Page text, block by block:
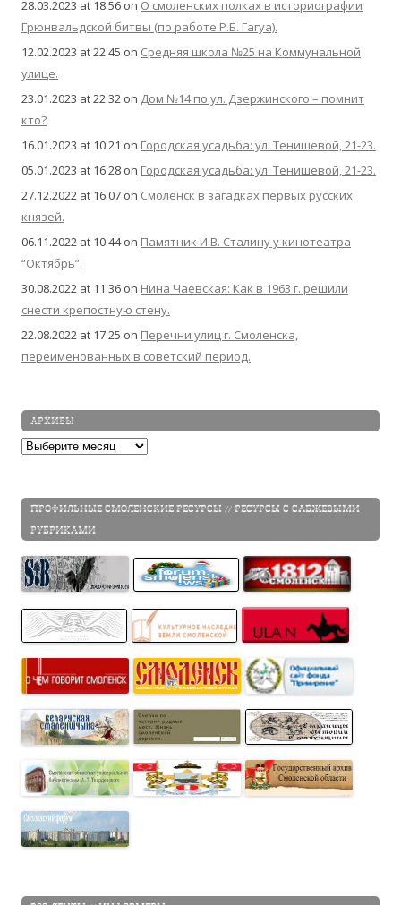
28.03.2023 at 18:56 on О смоленских полках в историографии
Грюнвальдской битвы (по работе Р.Б. Гагуа).
12.02.2023 at 22:45 on Средняя школа №25 на Коммунальной
улице.
23.01.2023 at 22:32 on Дом №14 по ул. Дзержинского – помнит
кто?
16.01.2023 at 10:21 on Городская усадьба: ул. Тенишевой, 21-23.
05.01.2023 at 16:28 on Городская усадьба: ул. Тенишевой, 21-23.
27.12.2022 at 16:07 on Смоленск в загадках первых русских
князей.
06.11.2022 at 10:44on Памятник И.В. Сталину у кинотеатра
“Октябрь”.
30.08.2022 at 11:36 on Нина Чаевская: Как в 1963 г. решили
снести крепостную стену.
22.08.2022 at 17:25 on Перечни улиц г. Смоленска,
переименованных в советский период.
АРХИВЫ
Архивы
ПРОФИЛЬНЫЕ СМОЛЕНСКИЕ РЕСУРСЫ // РЕСУРСЫ С САБЖЕВЫМИ
РУБРИКАМИ